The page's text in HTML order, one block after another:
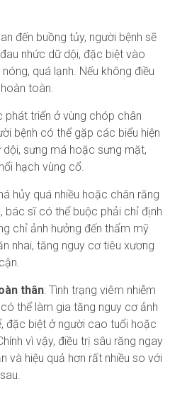
đến buồng tủy, người bệnh sẽ
nhức dữ dội, đặc biệt vào
quá lạnh. Nếu không điều
toàn.
phát triển ở vùng chóp chân
bệnh có thể gặp các biểu hiện
dội, sưng má hoặc sưng mặt,
hạch vùng cổ.
hủy quá nhiều hoặc chân răng
bác sĩ có thể buộc phải chỉ định
chỉ ảnh hưởng đến thẩm mỹ
nhai, tăng nguy cơ tiêu xương
thân: Tình trạng viêm nhiễm
thể làm gia tăng nguy cơ ảnh
đặc biệt ở người cao tuổi hoặc
vì vậy, điều trị sâu răng ngay
và hiệu quả hơn rất nhiều so với